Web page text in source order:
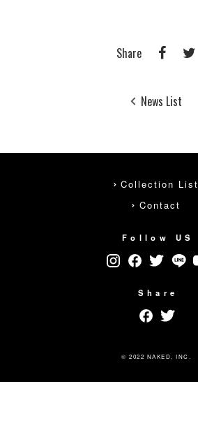
Share
News List
Collection List
Contact
Follow US
Share
© 2022 NAKED, INC.